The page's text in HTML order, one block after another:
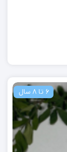
6 تا 8 سال